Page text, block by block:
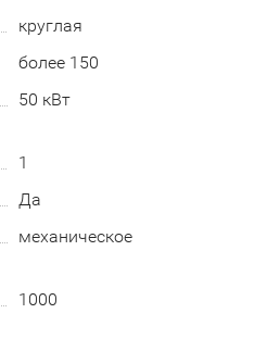
круглая
более 150
50 кВт
1
Да
механическое
1000